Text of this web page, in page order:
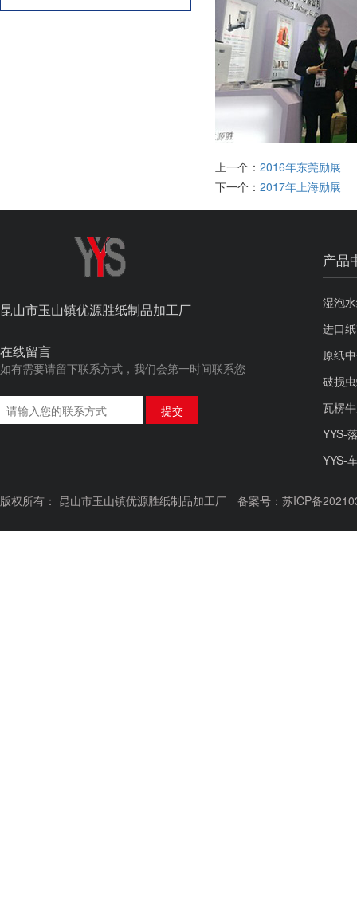
上一个： 2016年东莞励展
下一个： 2017年上海励展
昆山市玉山镇优源胜纸制品加工厂
在线留言
如有需要请留下联系方式，我们会第一时间联系您
产品
湿泡
进口
原纸
破损
瓦楞
YYS-
YYS-
版权所有： 昆山市玉山镇优源胜纸制品加工厂
备案号：苏ICP备